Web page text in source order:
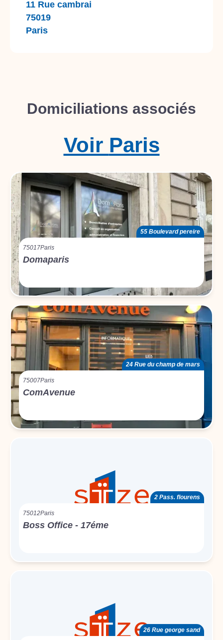
11 Rue cambrai
75019
Paris
Domiciliations associés
Paris
Voir
55 Boulevard pereire
75017Paris
Domaparis
24 Rue du champ de mars
75007Paris
ComAvenue
2 Pass. flourens
75012Paris
Boss Office - 17éme
26 Rue george sand